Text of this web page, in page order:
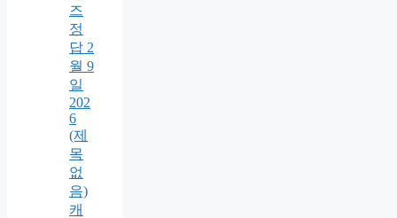
즈
정
답 2
월 9
일
202
6
(제
목
없
음)
캐